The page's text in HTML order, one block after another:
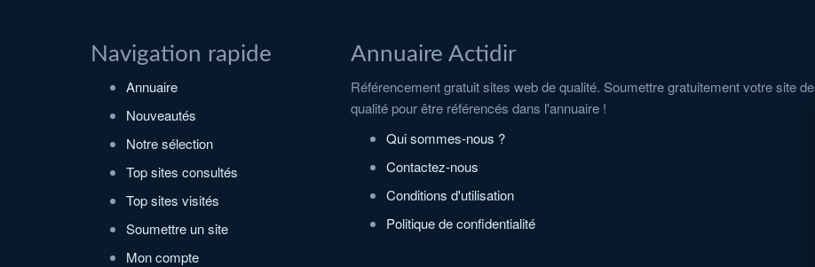
Navigation rapide
Annuaire
Nouveautés
Notre sélection
Top sites consultés
Top sites visités
Soumettre un site
Mon compte
Annuaire Actidir
Référencement gratuit sites web de qualité. Soumettre gratuitement votre site de
qualité pour être référencés dans l'annuaire !
Qui sommes-nous ?
Contactez-nous
Conditions d'utilisation
Politique de confidentialité